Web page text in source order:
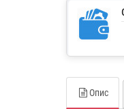
Опис